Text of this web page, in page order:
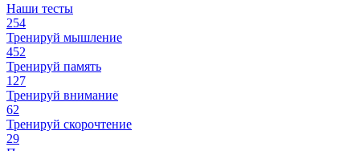
Наши тесты
254
Тренируй мышление
452
Тренируй память
127
Тренируй внимание
62
Тренируй скорочтение
29